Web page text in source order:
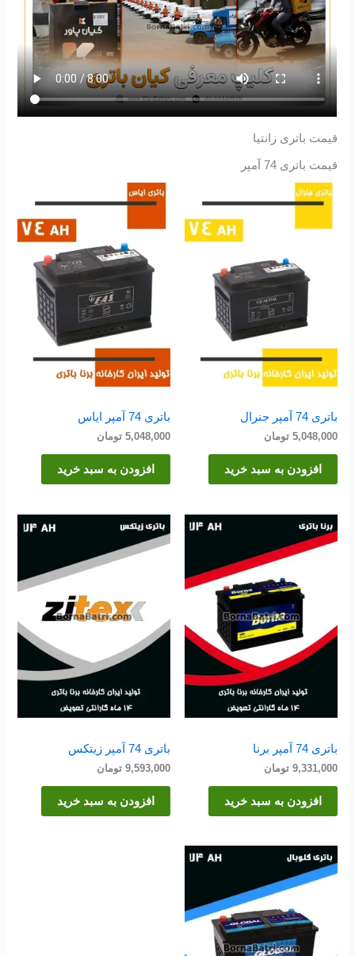
قیمت باتری زانتیا
قیمت باتری 74 آمپر
باتری 74 آمپر جنرال
5,048,000 تومان
افزودن به سبد خرید
باتری 74 آمپر ایاس
5,048,000 تومان
افزودن به سبد خرید
باتری 74 آمپر برنا
9,331,000 تومان
افزودن به سبد خرید
باتری 74 آمپر زیتکس
9,593,000 تومان
افزودن به سبد خرید